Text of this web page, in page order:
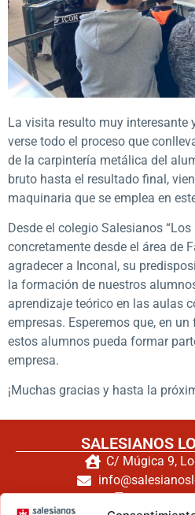
La visita resulto muy interesante
verse todo el proceso que
de la carpintería metálica del
bruto hasta el resultado final,
maquinaria que se emplea en
Desde el colegio Salesianos “Los
concretamente desde el área de
agradecer a Inconal, su
la formación de nuestros
aprendizaje teórico en las aulas
empresas. Esperemos que, en
estos alumnos pueda formar
empresa.
¡Muchas gracias y hasta la
SALESIANOS
C/ Múgica 9,
TEL: 662